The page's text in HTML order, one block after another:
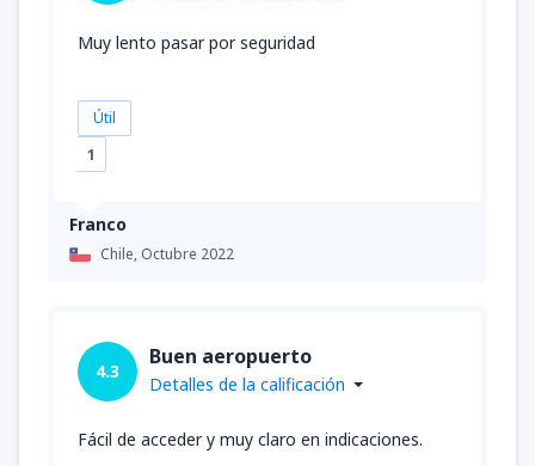
Franco
Chile, Octubre 2022
Muy lento pasar por seguridad
Útil
1
4.3
Buen aeropuerto
Detalles de la calificación
Fácil de acceder y muy claro en indicaciones.